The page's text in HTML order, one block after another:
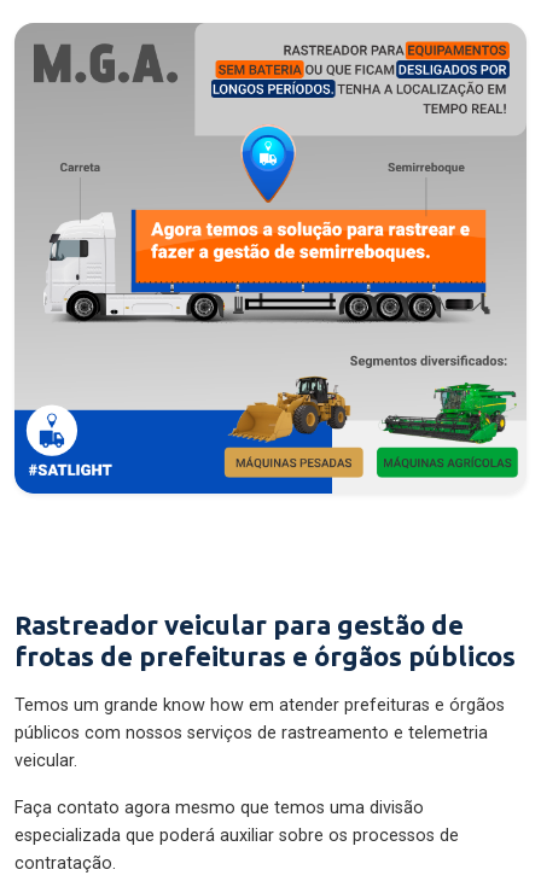
Rastreador veicular para gestão de
frotas de prefeituras e órgãos públicos
Temos um grande know how em atender prefeituras e órgãos
públicos com nossos serviços de rastreamento e telemetria
veicular.
Faça contato agora mesmo que temos uma divisão
especializada que poderá auxiliar sobre os processos de
contratação.